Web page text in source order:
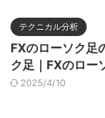
テクニカル分析
FXのローソク足
ク足｜FXのロー
2025/4/10